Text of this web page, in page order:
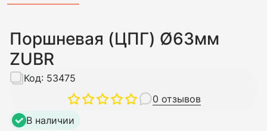
Поршневая (ЦПГ) Ø63мм
ZUBR
0 отзывов
Код: 53475
В наличии